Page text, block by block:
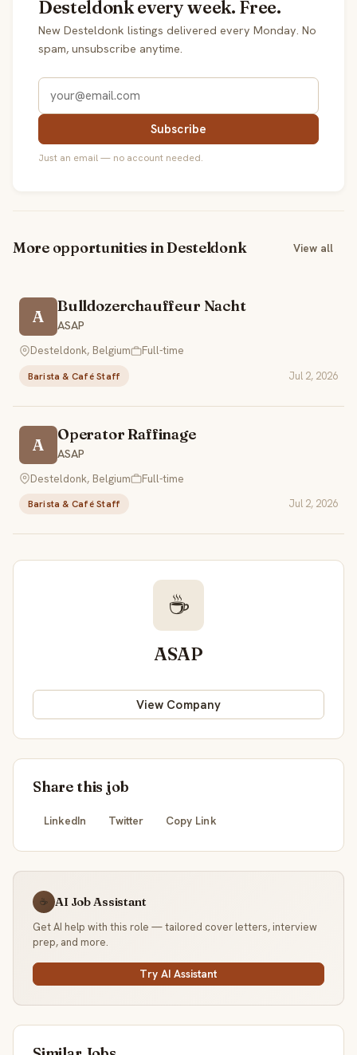
Desteldonk every week. Free.
New Desteldonk listings delivered every Monday. No
spam, unsubscribe anytime.
Subscribe
Just an email — no account needed.
More opportunities in Desteldonk View all
A
Bulldozerchauffeur Nacht
ASAP
Desteldonk, Belgium
Full-time
Barista & Café Staff Jul 2, 2026
A
Operator Raffinage
ASAP
Desteldonk, Belgium
Full-time
Barista & Café Staff Jul 2, 2026
☕
ASAP
View Company
Share this job
LinkedIn Twitter Copy Link
☕ AI Job Assistant
Get AI help with this role — tailored cover letters, interview
prep, and more.
Try AI Assistant